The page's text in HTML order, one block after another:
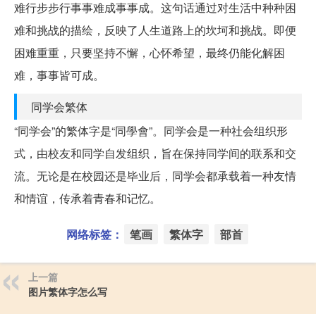
难行步步行事事难成事事成。这句话通过对生活中种种困
难和挑战的描绘，反映了人生道路上的坎坷和挑战。即便
困难重重，只要坚持不懈，心怀希望，最终仍能化解困
难，事事皆可成。
同学会繁体
“同学会”的繁体字是“同學會”。同学会是一种社会组织形
式，由校友和同学自发组织，旨在保持同学间的联系和交
流。无论是在校园还是毕业后，同学会都承载着一种友情
和情谊，传承着青春和记忆。
网络标签： 笔画 繁体字 部首
上一篇
图片繁体字怎么写